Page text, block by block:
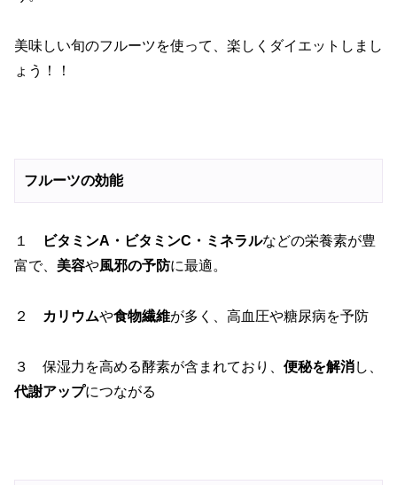
美味しい旬のフルーツを使って、楽しくダイエットしまし
ょう！！
フルーツの効能
１ ビタミンA・ビタミンC・ミネラルなどの栄養素が豊
富で、 美容や風邪の予防に最適。
２ カリウムや食物繊維が多く、高血圧や糖尿病を予防
３ 保湿力を高める酵素が含まれており、 便秘を解消し、
代謝アップにつながる